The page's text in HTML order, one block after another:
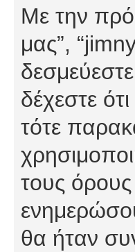
Με την
μας”,
δέχεστε
τότε
τους
θα ήταν